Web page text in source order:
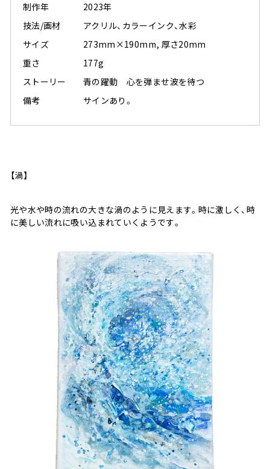
制作年
2023年
技法/画材
アクリル、カラーインク、水彩
サイズ
273mm×190mm, 厚さ20mm
重さ
177g
ストーリー
青の躍動 心を弾ませ波を待つ
備考
サインあり。
【渦】
光や水や時の流れの大きな渦のように見えます。時に激しく、時
に美しい流れに吸い込まれていくようです。